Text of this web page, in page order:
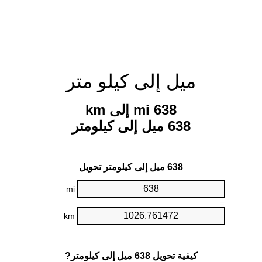
ميل إلى كيلو متر
638 mi إلى km
638 ميل إلى كيلومتر
638 ميل إلى كيلومتر تحويل
mi
=
km
كيفية تحويل 638 ميل إلى كيلومتر?